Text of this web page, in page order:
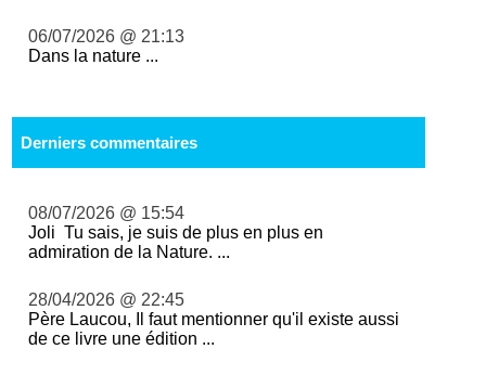
06/07/2026 @ 21:13
Dans la nature ...
Derniers commentaires
08/07/2026 @ 15:54
Joli Tu sais, je suis de plus en plus en
admiration de la Nature. ...
28/04/2026 @ 22:45
Père Laucou, Il faut mentionner qu'il existe aussi
de ce livre une édition ...